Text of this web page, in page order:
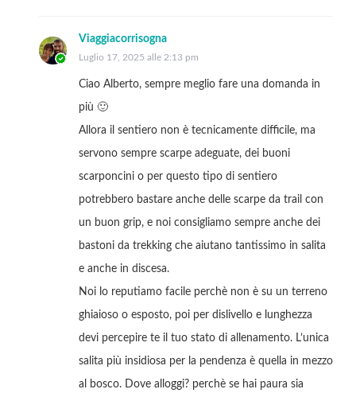
Viaggiacorrisogna
Luglio 17, 2025 alle 2:13 pm
Ciao Alberto, sempre meglio fare una domanda in
più 🙂
Allora il sentiero non è tecnicamente difficile, ma
servono sempre scarpe adeguate, dei buoni
scarponcini o per questo tipo di sentiero
potrebbero bastare anche delle scarpe da trail con
un buon grip, e noi consigliamo sempre anche dei
bastoni da trekking che aiutano tantissimo in salita
e anche in discesa.
Noi lo reputiamo facile perchè non è su un terreno
ghiaioso o esposto, poi per dislivello e lunghezza
devi percepire te il tuo stato di allenamento. L’unica
salita più insidiosa per la pendenza è quella in mezzo
al bosco. Dove alloggi? perchè se hai paura sia